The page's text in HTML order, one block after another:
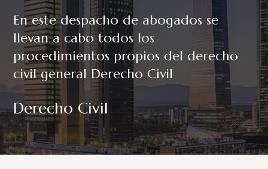
En este despacho de abogados se
llevan a cabo todos los
procedimientos propios del derecho
civil general Derecho Civil
Derecho Civil